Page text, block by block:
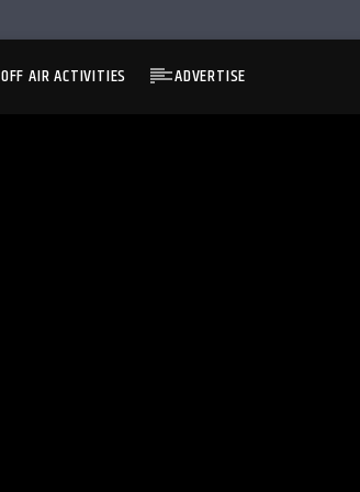
OFF AIR ACTIVITIES ADVERTISE